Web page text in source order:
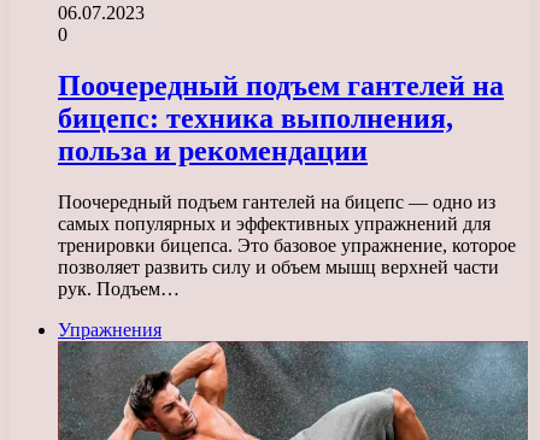
06.07.2023
0
Поочередный подъем гантелей на
бицепс: техника выполнения,
польза и рекомендации
Поочередный подъем гантелей на бицепс — одно из
самых популярных и эффективных упражнений для
тренировки бицепса. Это базовое упражнение, которое
позволяет развить силу и объем мышц верхней части
рук. Подъем…
Упражнения